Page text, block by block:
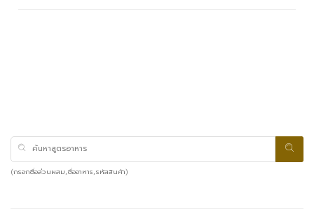
(กรอกชื่อส่วนผสม, ชื่ออาหาร, รหัสสินค้า)